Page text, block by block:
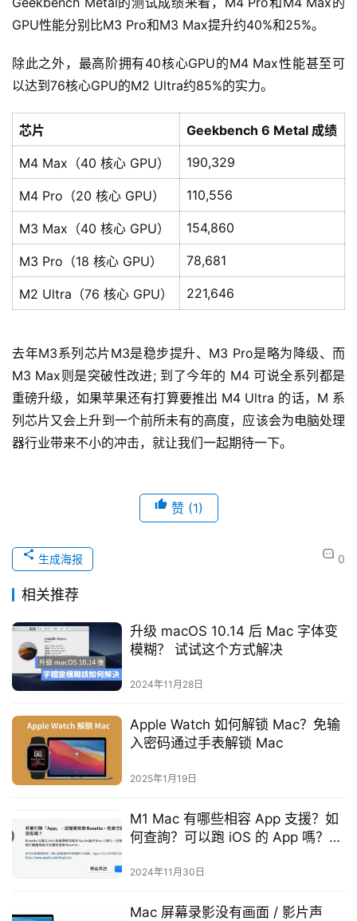
GPU性能分别比M3 Pro和M3 Max提升约40%和25%。
除此之外，最高阶拥有40核心GPU的M4 Max性能甚至可
以达到76核心GPU的M2 Ultra约85%的实力。
芯片 Geekbench 6 Metal 成绩
M4 Max（40 核心 GPU） 190,329
M4 Pro（20 核心 GPU） 110,556
M3 Max（40 核心 GPU） 154,860
M3 Pro（18 核心 GPU） 78,681
M2 Ultra（76 核心 GPU） 221,646
去年M3系列芯片M3是稳步提升、M3 Pro是略为降级、而
M3 Max则是突破性改进; 到了今年的 M4 可说全系列都是
重磅升级，如果苹果还有打算要推出 M4 Ultra 的话，M 系
列芯片又会上升到一个前所未有的高度，应该会为电脑处理
器行业带来不小的冲击，就让我们一起期待一下。
赞 (1)
0
生成海报
相关推荐
升级 macOS 10.14 后 Mac 字体变
模糊？ 试试这个方式解决
2024年11月28日
Apple Watch 如何解锁 Mac？免输
入密码通过手表解锁 Mac
2025年1月19日
M1 Mac 有哪些相容 App 支援？如
何查詢？可以跑 iOS 的 App 嗎？這
2024年11月30日
Mac 屏幕录影没有画面 / 影片声